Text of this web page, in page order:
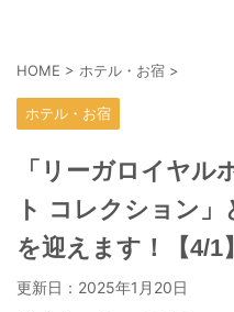
HOME > ホテル・お宿 >
ホテル・お宿
「リーガロイヤル
ト コレクション
を迎えます！【4/1】
更新日： 2025年1月20日